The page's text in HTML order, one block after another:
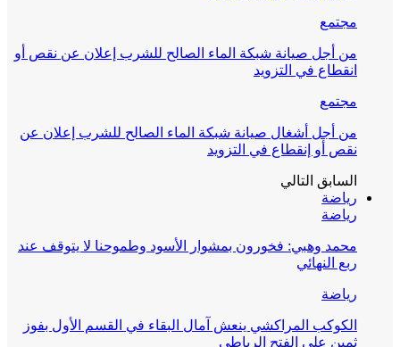
مجتمع
من أجل صيانة شبكة الماء الصالح للشرب إعلان عن نقص أو
انقطاع في التزويد
مجتمع
من أجل أشغال صيانة شبكة الماء الصالح للشرب إعلان عن
نقص أو إنقطاع في التزويد
السابق التالي
رياضة
رياضة
محمد وهبي: فخورون بمشوار الأسود وطموحنا لا يتوقف عند
ربع النهائي
رياضة
الكوكب المراكشي ينعش آمال البقاء في القسم الأول بفوز
ثمين على الفتح الرباطي